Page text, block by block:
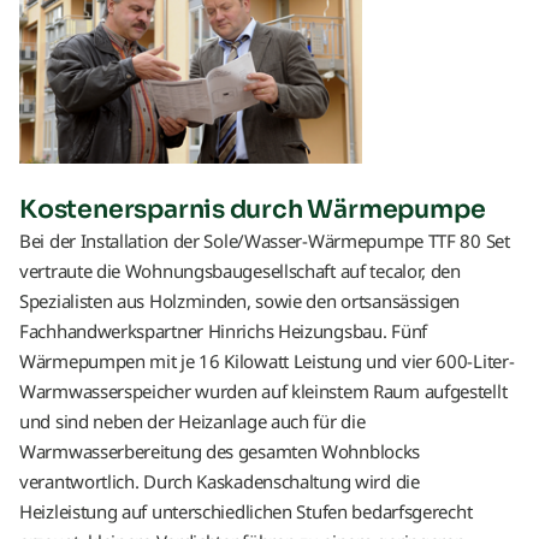
Kostenersparnis durch Wärmepumpe
Bei der Installation der Sole/Wasser-Wärmepumpe TTF 80 Set
vertraute die Wohnungsbaugesellschaft auf tecalor, den
Spezialisten aus Holzminden, sowie den ortsansässigen
Fachhandwerkspartner Hinrichs Heizungsbau. Fünf
Wärmepumpen mit je 16 Kilowatt Leistung und vier 600-Liter-
Warmwasserspeicher wurden auf kleinstem Raum aufgestellt
und sind neben der Heizanlage auch für die
Warmwasserbereitung des gesamten Wohnblocks
verantwortlich. Durch Kaskadenschaltung wird die
Heizleistung auf unterschiedlichen Stufen bedarfsgerecht